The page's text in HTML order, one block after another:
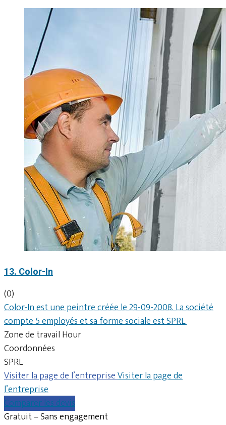
13. Color-In
(0)
Color-In est une peintre créée le 29-09-2008. La société
compte 5 employés et sa forme sociale est SPRL.
Zone de travail Hour
Coordonnées
SPRL
Visiter la page de l’entrepriseVisiter la page de
l’entreprise
Comparer les devis
Gratuit – Sans engagement